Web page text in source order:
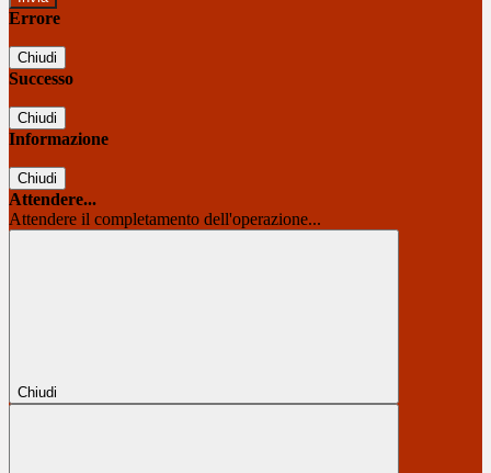
Errore
Chiudi
Successo
Chiudi
Informazione
Chiudi
Attendere...
Attendere il completamento dell'operazione...
Chiudi